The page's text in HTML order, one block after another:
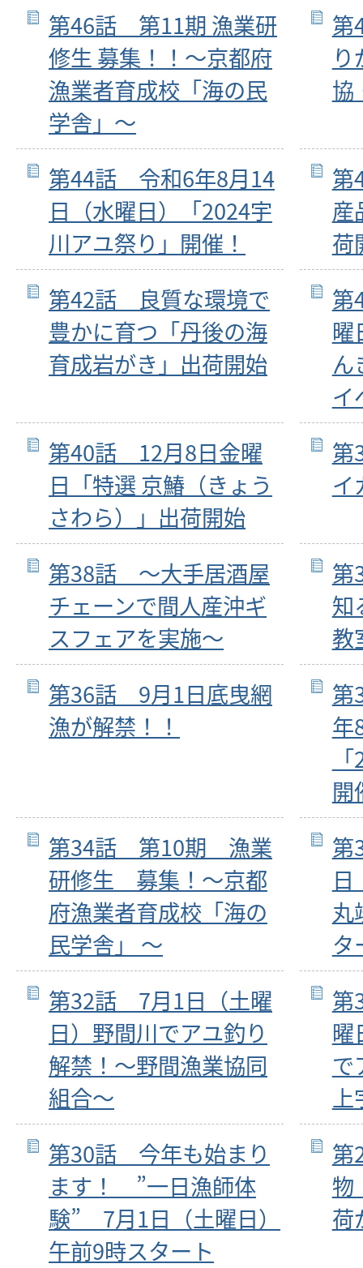
第46話 第11期 漁業研
修生 募集！！～京都府
漁業者育成校「海の民
学舎」～
第
協
第44話 令和6年8月14
日（水曜日）「2024宇
川アユ祭り」開催！
第
産
荷
第42話 良質な環境で
豊かに育つ「丹後の海
育成岩がき」出荷開始
第
曜
ん
イ
第40話 12月8日金曜
日「特選 京鰆（きょう
さわら）」出荷開始
第
イ
第38話 ～大手居酒屋
チェーンで間人産沖ギ
スフェアを実施～
第
知
教
第36話 9月1日底曳網
漁が解禁！！
第
年
開
第34話 第10期 漁業
研修生 募集！～京都
府漁業者育成校「海の
民学舎」 ～
第
丸
タ
第32話 7月1日（土曜
日）野間川でアユ釣り
解禁！～野間漁業協同
組合～
第
曜
で
上
第30話 今年も始まり
ます！ ”一日漁師体
験” 7月1日（土曜日）
午前9時スタート
第
物
荷